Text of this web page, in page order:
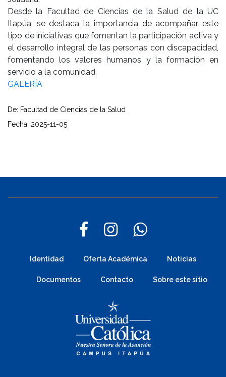
Desde la Facultad de Ciencias de la Salud de la UC
Itapúa, se destaca la importancia de acompañar este
tipo de iniciativas que fomentan la participación activa y
el desarrollo integral de las personas con discapacidad,
fomentando los valores humanos y la formación en
servicio a la comunidad.
GALERÍA
De: Facultad de Ciencias de la Salud
Fecha: 2025-11-05
Identidad Oferta Académica Noticias
Documentos Contacto Sobre este sitio